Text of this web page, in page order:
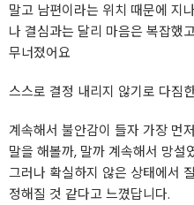
말고 남편이라는 위치 때문에 지
나 결심과는 달리 마음은 복잡했
무너졌어요
스스로 결정 내리지 않기로 다짐
계속해서 불안감이 들자 가장 먼
말을 해볼까, 말까 계속해서 망설
그러나 확실하지 않은 상태에서
정해질 것 같다고 느꼈답니다.